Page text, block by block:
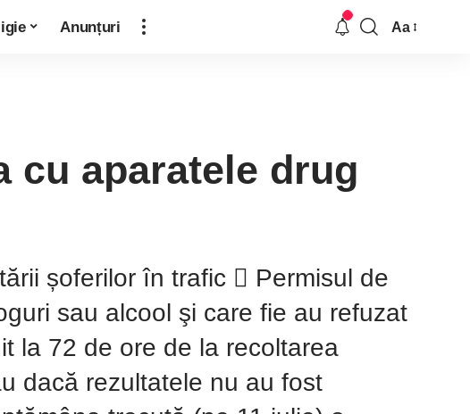
Anunțuri Aa
cu aparatele drug
șoferilor în trafic  Permisul de
sau alcool şi care fie au refuzat
la 72 de ore de la recoltarea
dacă rezultatele nu au fost